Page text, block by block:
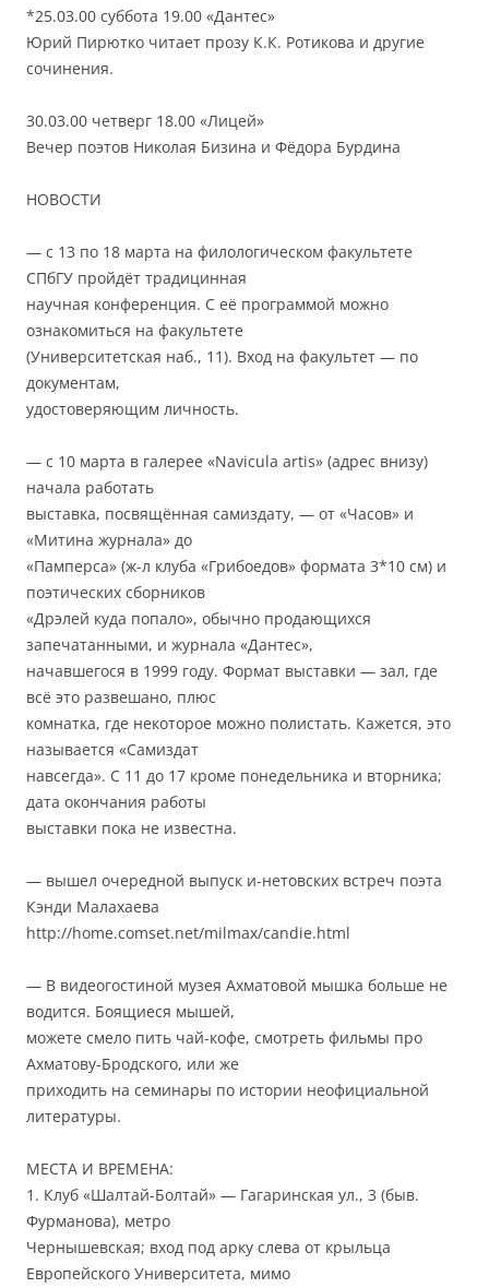
*25.03.00 суббота 19.00 «Дантес»
Юрий Пирютко читает прозу К.К. Ротикова и другие
сочинения.
30.03.00 четверг 18.00 «Лицей»
Вечер поэтов Николая Бизина и Фёдора Бурдина
НОВОСТИ
— с 13 по 18 марта на филологическом факультете
СПбГУ пройдёт традицинная
научная конференция. С её программой можно
ознакомиться на факультете
(Университетская наб., 11). Вход на факультет — по
документам,
удостоверяющим личность.
— с 10 марта в галерее «Navicula artis» (адрес внизу)
начала работать
выставка, посвящённая самиздату, — от «Часов» и
«Митина журнала» до
«Памперса» (ж-л клуба «Грибоедов» формата 3*10 см) и
поэтических сборников
«Дрэлей куда попало», обычно продающихся
запечатанными, и журнала «Дантес»,
начавшегося в 1999 году. Формат выставки — зал, где
всё это развешано, плюс
комнатка, где некоторое можно полистать. Кажется, это
называется «Самиздат
навсегда». С 11 до 17 кроме понедельника и вторника;
дата окончания работы
выставки пока не известна.
— вышел очередной выпуск и-нетовских встреч поэта
Кэнди Малахаева
http://home.comset.net/milmax/candie.html
— В видеогостиной музея Ахматовой мышка больше не
водится. Боящиеся мышей,
можете смело пить чай-кофе, смотреть фильмы про
Ахматову-Бродского, или же
приходить на семинары по истории неофициальной
литературы.
МЕСТА И ВРЕМЕНА:
1. Клуб «Шалтай-Болтай» — Гагаринская ул., 3 (быв.
Фурманова), метро
Чернышевская; вход под арку слева от крыльца
Европейского Университета, мимо